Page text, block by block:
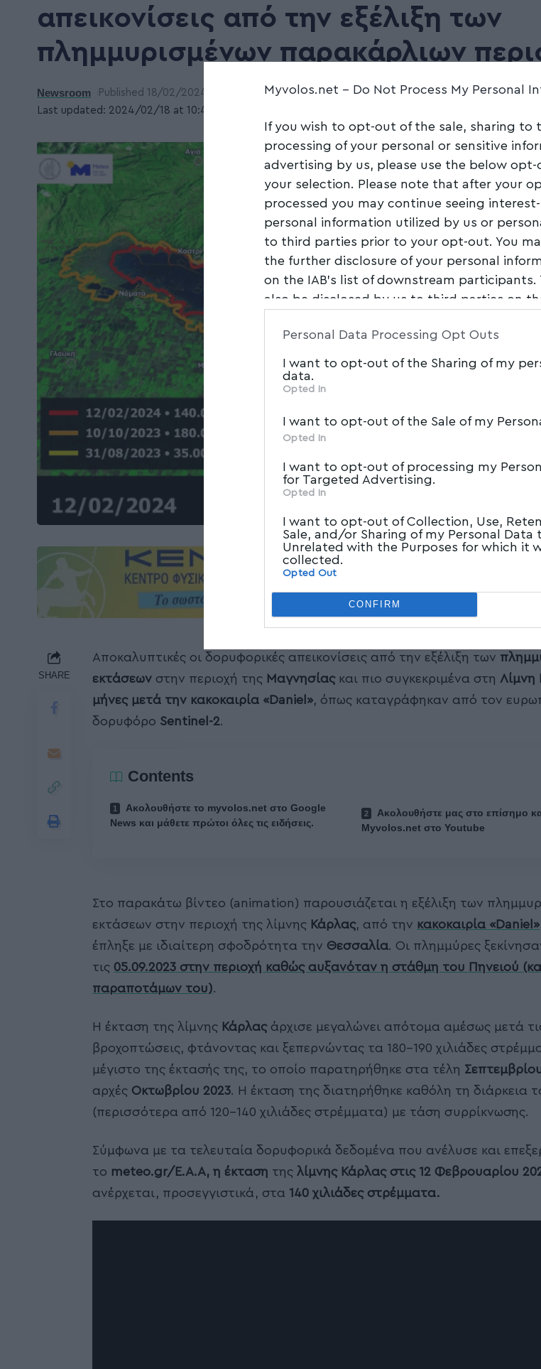
Myvolos.net - Do Not Process My Personal
If you wish to opt-out of the sale, sharing to
processing of your personal or sensitive
advertising by us, please use the below
your selection. Please note that after your
processed you may continue seeing
personal information utilized by us or
to third parties prior to your opt-out. You
the further disclosure of your personal
on the IAB’s list of downstream
also be disclosed by us to third parties on
parties.
Personal Data Processing Opt Outs
I want to opt-out of the Sharing of my
data.
Opted In
I want to opt-out of the Sale of my
Opted In
I want to opt-out of processing my
for Targeted Advertising.
Opted In
I want to opt-out of Collection, Use,
Sale, and/or Sharing of my Personal Data
Unrelated with the Purposes for which it
collected.
Opted Out
CONFIRM
απεικονίσεις από την εξέλιξη των
πλημμυρισμένων παρακάρλιων
Last updated: 2024/02/18 at 10:40 ΠΜ
Newsroom Published 18/02/2024
SHARE
Αποκαλυπτικές οι δορυφορικές απεικονίσεις από την εξέλιξη των
εκτάσεων στην περιοχή της Μαγνησίαςκαι πιο συγκεκριμένα στη Λίμνη
μήνες μετά την κακοκαιρία «Daniel», όπως καταγράφηκαν από τον
δορυφόρο Sentinel-2.
Contents
Ακολουθήστε το myvolos.net στο Google
News και μάθετε πρώτοι όλες τις ειδήσεις.
Ακολουθήστε μας στο επίσημο
Myvolos.net στο Youtube
Στο παρακάτω βίντεο (animation) παρουσιάζεται η εξέλιξη των
εκτάσεων στην περιοχή της λίμνης Κάρλας, από την κακοκαιρία « Daniel »
έπληξε με ιδιαίτερη σφοδρότητα την Θεσσαλία. Οι πλημμύρες
τις 05.09.2023 στην περιοχή καθώς αυξανόταν η στάθμη του Πηνειού
παραποτάμων του).
Η έκταση της λίμνης Κάρλαςάρχισε μεγαλώνει απότομα αμέσως μετά
βροχοπτώσεις, φτάνοντας και ξεπερνώντας τα 180-190 χιλιάδες
μέγιστο της έκτασής της, το οποίο παρατηρήθηκε στα τέλη
αρχές Οκτωβρίου 2023. Η έκταση της διατηρήθηκε καθόλη τη διάρκεια
(περισσότερα από 120-140 χιλιάδες στρέμματα) με τάση συρρίκνωσης.
Σύμφωνα με τα τελευταία δορυφορικά δεδομένα που ανέλυσε και
το meteo.gr/E.A.A, η έκταση της λίμνης Κάρλας στις 12 Φεβρουαρίου
ανέρχεται, προσεγγιστικά, στα 140 χιλιάδες στρέμματα.